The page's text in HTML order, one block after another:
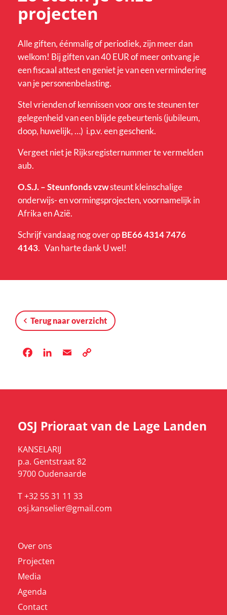
projecten
Alle giften, éénmalig of periodiek, zijn meer dan
welkom! Bij giften van 40 EUR of meer ontvang je
een fiscaal attest en geniet je van een vermindering
van je personenbelasting.
Stel vrienden of kennissen voor ons te steunen ter
gelegenheid van een blijde gebeurtenis (jubileum,
doop, huwelijk, …) i.p.v. een geschenk.
Vergeet niet je Rijksregisternummer te vermelden
aub.
O.S.J. – Steunfonds vzwsteunt kleinschalige
onderwijs- en vormingsprojecten, voornamelijk in
Afrika en Azië.
Schrijf vandaag nog over opBE66 4314 7476
4143. Van harte dank U wel!
Terug naar overzicht
FacebookLinkedIn
Email
OSJ Prioraat van de Lage Landen
KANSELARIJ
p.a. Gentstraat 82
9700 Oudenaarde
T +32 55 31 11 33
osj.kanselier@gmail.com
Over ons
Projecten
Media
Agenda
Contact